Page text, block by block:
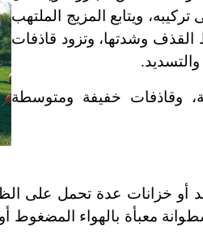
ويتابع المزيج الملتهب
وشدتها، وتزود قاذفات
وقاذفات خفيفة ومتوسطة
خزانات عدة تحمل على
صليات), إضافة إلى أسطوانة معبأة